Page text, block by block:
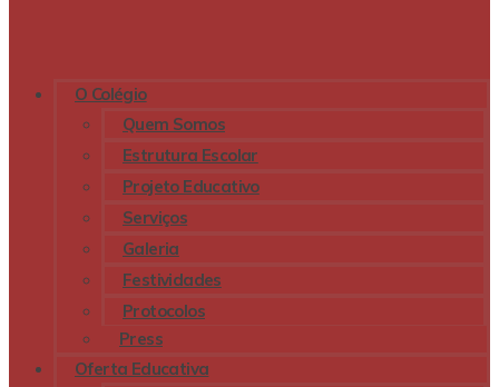
O Colégio
Quem Somos
Estrutura Escolar
Projeto Educativo
Serviços
Galeria
Festividades
Protocolos
Press
Oferta Educativa